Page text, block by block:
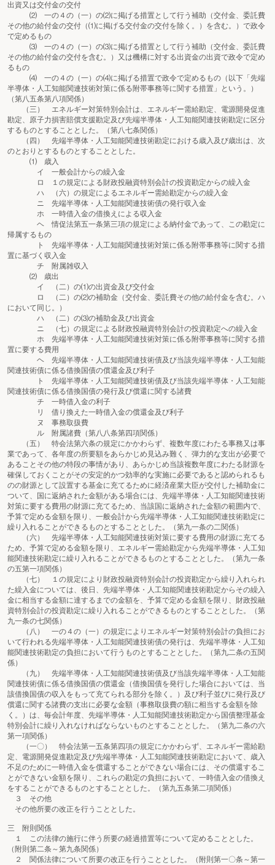
出資又は交付金の交付
⑵ 一の４の（一）の⑵に掲げる措置として行う補助（交付金、委託費
その他の給付金の交付（⑴に掲げる交付金の交付を除く。）を含む。）で政令
で定めるもの
⑶ 一の４の（一）の⑶に掲げる措置として行う補助（交付金、委託費
その他の給付金の交付を含む。）又は機構に対する出資金の出資で政令で定め
るもの
⑷ 一の４の（一）の⑷に掲げる措置で政令で定めるもの（以下「先端
半導体・人工知能関連技術対策に係る附帯事務等に関する措置」という。）
（第八五条第八項関係）
（三） エネルギー対策特別会計は、エネルギー需給勘定、電源開発促進
勘定、原子力損害賠償支援勘定及び先端半導体・人工知能関連技術勘定に区分
するものとすることとした。（第八七条関係）
（四） 先端半導体・人工知能関連技術勘定における歳入及び歳出は、次
のとおりとするものとすることとした。
⑴ 歳入
イ 一般会計からの繰入金
ロ １の規定による財政投融資特別会計の投資勘定からの繰入金
ハ （六）の規定によるエネルギー需給勘定からの繰入金
ニ 先端半導体・人工知能関連技術債の発行収入金
ホ 一時借入金の借換えによる収入金
ヘ 情促法第五一条第三項の規定による納付金であって、この勘定に
帰属するもの
ト 先端半導体・人工知能関連技術対策に係る附帯事務等に関する措
置に基づく収入金
チ 附属雑収入
⑵ 歳出
イ （二）の⑴の出資金及び交付金
ロ （二）の⑵の補助金（交付金、委託費その他の給付金を含む。ハ
において同じ。）
ハ （二）の⑶の補助金及び出資金
ニ （七）の規定による財政投融資特別会計の投資勘定への繰入金
ホ 先端半導体・人工知能関連技術対策に係る附帯事務等に関する措
置に要する費用
ヘ 先端半導体・人工知能関連技術債及び当該先端半導体・人工知能
関連技術債に係る借換国債の償還金及び利子
ト 先端半導体・人工知能関連技術債及び当該先端半導体・人工知能
関連技術債に係る借換国債の発行及び償還に関する諸費
チ 一時借入金の利子
リ 借り換えた一時借入金の償還金及び利子
ヌ 事務取扱費
ル 附属諸費（第八八条第四項関係）
（五） 特会法第六条の規定にかかわらず、複数年度にわたる事務又は事
業であって、各年度の所要額をあらかじめ見込み難く、弾力的な支出が必要で
あることその他の特段の事情があり、あらかじめ当該複数年度にわたる財源を
確保しておくことがその安定的かつ効率的な実施に必要であると認められるも
のの財源として設置する基金に充てるために経済産業大臣が交付した補助金に
ついて、国に返納された金額がある場合には、先端半導体・人工知能関連技術
対策に要する費用の財源に充てるため、当該国に返納された金額の範囲内で、
予算で定める金額を限り、一般会計から先端半導体・人工知能関連技術勘定に
繰り入れることができるものとすることとした。（第九一条の二関係）
（六） 先端半導体・人工知能関連技術対策に要する費用の財源に充てる
ため、予算で定める金額を限り、エネルギー需給勘定から先端半導体・人工知
能関連技術勘定に繰り入れることができるものとすることとした。（第九一条
の五第一項関係）
（七） １の規定により財政投融資特別会計の投資勘定から繰り入れられ
た繰入金については、後日、先端半導体・人工知能関連技術勘定からその繰入
金に相当する金額に達するまでの金額を、予算で定める金額を限り、財政投融
資特別会計の投資勘定に繰り入れることができるものとすることとした。（第
九一条の七関係）
（八） 一の４の（一）の規定によりエネルギー対策特別会計の負担にお
いて行われる先端半導体・人工知能関連技術債の発行は、先端半導体・人工知
能関連技術勘定の負担において行うものとすることとした。（第九二条の五関
係）
（九） 先端半導体・人工知能関連技術債及び当該先端半導体・人工知能
関連技術債に係る借換国債の償還金（借換国債を発行した場合においては、当
該借換国債の収入をもって充てられる部分を除く。）及び利子並びに発行及び
償還に関する諸費の支出に必要な金額（事務取扱費の額に相当する金額を除
く。）は、毎会計年度、先端半導体・人工知能関連技術勘定から国債整理基金
特別会計に繰り入れなければならないものとすることとした。（第九二条の六
第一項関係）
（一〇） 特会法第一五条第四項の規定にかかわらず、エネルギー需給勘
定、電源開発促進勘定及び先端半導体・人工知能関連技術勘定において、歳入
不足のために一時借入金を償還することができない場合には、その償還するこ
とができない金額を限り、これらの勘定の負担において、一時借入金の借換え
をすることができるものとすることとした。（第九五条第二項関係）
３ その他
その他所要の改正を行うこととした。
三 附則関係
１ この法律の施行に伴う所要の経過措置等について定めることとした。
（附則第二条～第九条関係）
２ 関係法律について所要の改正を行うこととした。（附則第一〇条～第一